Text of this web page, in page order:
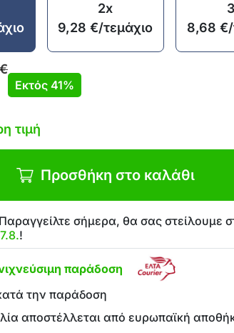
2x
9,28€/τεμάχιο
8,68 €
€
Εκτός 41%
τιμή
Προσθήκη στο καλάθι
Παραγγείλτε σήμερα, θα σας στείλουμε
!
παράδοση
την παράδοση
αποστέλλεται από ευρωπαϊκή